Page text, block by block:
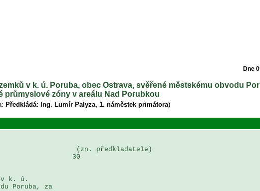
Dne
v k. ú. Poruba, obec Ostrava, svěřené městskému obvodu
průmyslové zóny v areálu Nad Porubkou
Předkládá: Ing. Lumír Palyza, 1. náměstek primátora)
(zn. předkladatele)
30
v k. ú.
Poruba, za